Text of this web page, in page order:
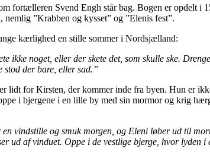
fortælleren Svend Engh står bag. Bogen er opdelt i
”Krabben og kysset” og ”Elenis fest”.
kærlighed en stille sommer i Nordsjælland:
noget, eller der skete det, som skulle ske.
stod der bare, eller sad.”
lidt for Kirsten, der kommer inde fra byen. Hun er
i bjergene i en lille by med sin mormor og krig
vindstille og smuk morgen, og Eleni løber ud til
af vinduet. Oppe i de vestlige bjerge, hvor lyden